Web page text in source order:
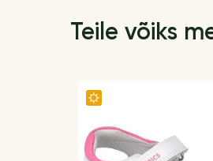
Teile võiks